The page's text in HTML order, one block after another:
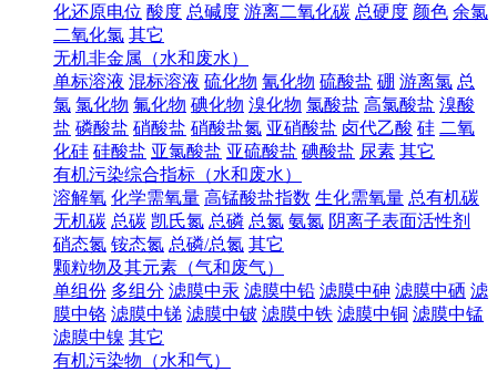
化还原电位 酸度 总碱度 游离二氧化碳 总硬度 颜色 余氯
二氧化氯 其它
无机非金属（水和废水）
单标溶液 混标溶液 硫化物 氰化物 硫酸盐 硼 游离氯 总
氯 氯化物 氟化物 碘化物 溴化物 氯酸盐 高氯酸盐 溴酸
盐 磷酸盐 硝酸盐 硝酸盐氮 亚硝酸盐 卤代乙酸 硅 二氧
化硅 硅酸盐 亚氯酸盐 亚硫酸盐 碘酸盐 尿素 其它
有机污染综合指标（水和废水）
溶解氧 化学需氧量 高锰酸盐指数 生化需氧量 总有机碳
无机碳 总碳 凯氏氮 总磷 总氮 氨氮 阴离子表面活性剂
硝态氮 铵态氮 总磷/总氮 其它
颗粒物及其元素（气和废气）
单组份 多组分 滤膜中汞 滤膜中铅 滤膜中砷 滤膜中硒 滤
膜中铬 滤膜中锑 滤膜中铍 滤膜中铁 滤膜中铜 滤膜中锰
滤膜中镍 其它
有机污染物（水和气）